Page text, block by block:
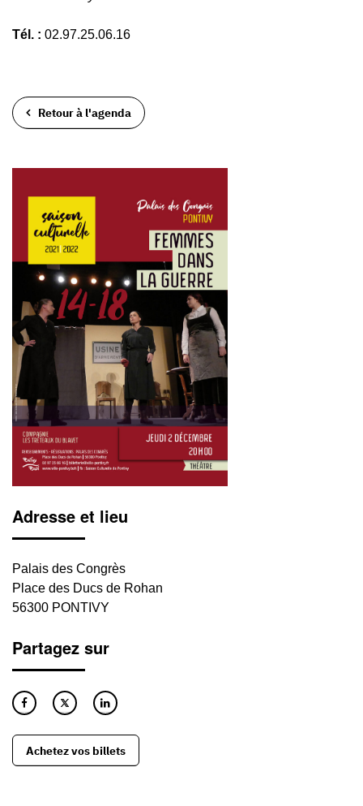
Tél. : 02.97.25.06.16
Retour à l'agenda
Adresse et lieu
Palais des Congrès
Place des Ducs de Rohan
56300 PONTIVY
Partagez sur
Achetez vos billets